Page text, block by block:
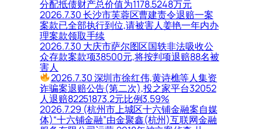
分配抵债财产总价值为1178.5248万元
2026.7.30 长沙市芙蓉区曹建责令退赔一案
案款已全部执行到位,请被害人姜艳一年内办
理案款领取手续
2026.7.30 大庆市萨尔图区国轶非法吸收公
众存款案款项38500元,将按判项退赔88名被
害人
2026.7.30 深圳市徐红伟,黄诗樵等人集资
诈骗案退赔公告(第二次),投之家平台32052
人退赔82251873.2元比例3.59%
2026.7.29 (杭州市上城区十六铺金融案自媒
体)“十六铺金融”由金聚鑫(杭州)互联网金融